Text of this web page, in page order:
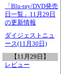
「Blu-ray/DVD発売
日一覧」11月29日
の更新情報
ダイジェストニュ
ース(11月30日)
【11月29日】
レビュー